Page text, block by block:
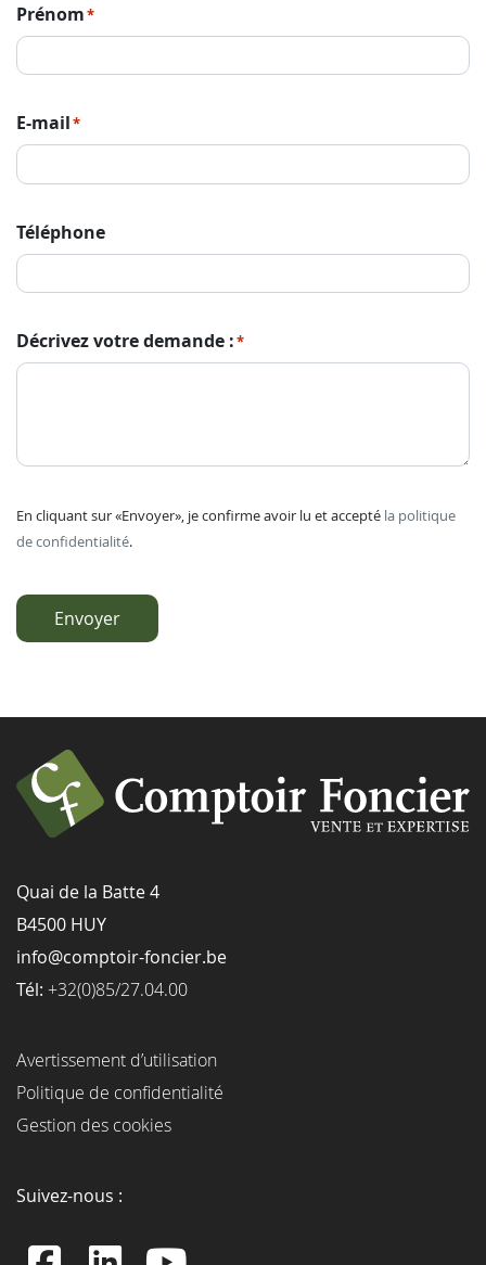
Prénom*
E-mail*
Téléphone
Décrivez votre demande :*
En cliquant sur «Envoyer», je confirme avoir lu et accepté la politique
de confidentialité.
Envoyer
Quai de la Batte 4
B4500 HUY
info@comptoir-foncier.be
Tél: +32(0)85/27.04.00
Avertissement d’utilisation
Politique de confidentialité
Gestion des cookies
Suivez-nous :